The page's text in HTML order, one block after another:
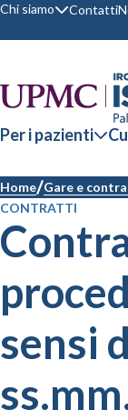
Chi siamo Contatti
Per i pazienti
Home Gare e
CONTRATTI
sensi